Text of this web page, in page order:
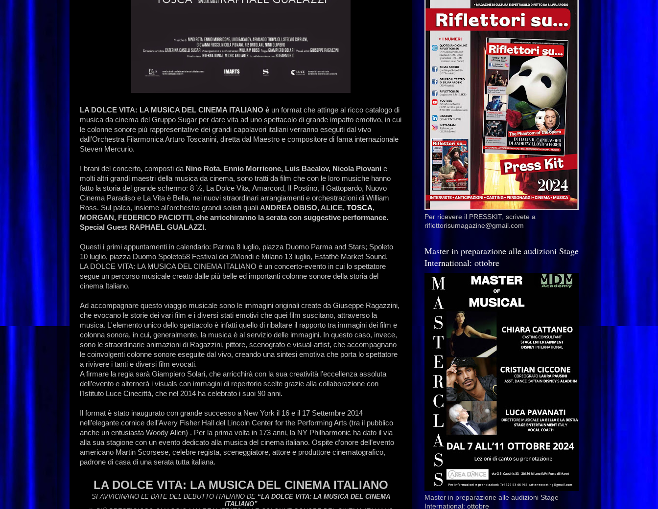
LA DOLCE VITA: LA MUSICA DEL CINEMA ITALIANO è un format che attinge al ricco catalogo di
musica da cinema del Gruppo Sugar per dare vita ad uno spettacolo di grande impatto emotivo, in cui
le colonne sonore più rappresentative dei grandi capolavori italiani verranno eseguiti dal vivo
dall’Orchestra Filarmonica Arturo Toscanini, diretta dal Maestro e compositore di fama internazionale
Steven Mercurio.
I brani del concerto, composti da Nino Rota, Ennio Morricone, Luis Bacalov, Nicola Piovani e
molti altri grandi maestri della musica da cinema, sono tratti da film che con le loro musiche hanno
fatto la storia del grande schermo: 8 ½, La Dolce Vita, Amarcord, Il Postino, il Gattopardo, Nuovo
Cinema Paradiso e La Vita è Bella, nei nuovi straordinari arrangiamenti e orchestrazioni di William
Ross. Sul palco, insieme all'orchestra grandi solisti quali ANDREA OBISO, ALICE, TOSCA,
MORGAN, FEDERICO PACIOTTI, che arricchiranno la serata con suggestive performance.
Special Guest RAPHAEL GUALAZZI.
Questi i primi appuntamenti in calendario: Parma 8 luglio, piazza Duomo Parma and Stars; Spoleto
10 luglio, piazza Duomo Spoleto58 Festival dei 2Mondi e Milano 13 luglio, Estathé Market Sound.
LA DOLCE VITA: LA MUSICA DEL CINEMA ITALIANO è un concerto-evento in cui lo spettatore
segue un percorso musicale creato dalle più belle ed importanti colonne sonore della storia del
cinema Italiano.
Ad accompagnare questo viaggio musicale sono le immagini originali create da Giuseppe Ragazzini,
che evocano le storie dei vari film e i diversi stati emotivi che quei film suscitano, attraverso la
musica. L'elemento unico dello spettacolo è infatti quello di ribaltare il rapporto tra immagini dei film e
colonna sonora, in cui, generalmente, la musica è al servizio delle immagini. In questo caso, invece,
sono le straordinarie animazioni di Ragazzini, pittore, scenografo e visual-artist, che accompagnano
le coinvolgenti colonne sonore eseguite dal vivo, creando una sintesi emotiva che porta lo spettatore
a rivivere i tanti e diversi film evocati.
A firmare la regia sarà Giampiero Solari, che arricchirà con la sua creatività l'eccellenza assoluta
dell’evento e alternerà i visuals con immagini di repertorio scelte grazie alla collaborazione con
l’Istituto Luce Cinecittà, che nel 2014 ha celebrato i suoi 90 anni.
Il format è stato inaugurato con grande successo a New York il 16 e il 17 Settembre 2014
nell’elegante cornice dell’Avery Fisher Hall del Lincoln Center for the Performing Arts (tra il pubblico
anche un entusiasta Woody Allen) . Per la prima volta in 173 anni, la NY Philharmonic ha dato il via
alla sua stagione con un evento dedicato alla musica del cinema italiano. Ospite d’onore dell’evento
americano Martin Scorsese, celebre regista, sceneggiatore, attore e produttore cinematografico,
padrone di casa di una serata tutta italiana.
LA DOLCE VITA: LA MUSICA DEL CINEMA ITALIANO
SI AVVICINANO LE DATE DEL DEBUTTO ITALIANO DE “LA DOLCE VITA: LA MUSICA DEL CINEMA
ITALIANO”
Per ricevere il PRESSKIT, scrivete a
riflettorisumagazine@gmail.com
Master in preparazione alle audizioni Stage
International: ottobre
Master in preparazione alle audizioni Stage
International: ottobre